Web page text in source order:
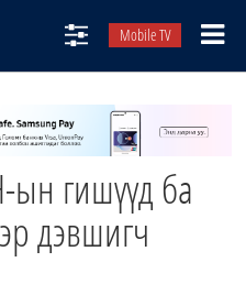
Mobile TV
гишүүд ба
дэвшигч